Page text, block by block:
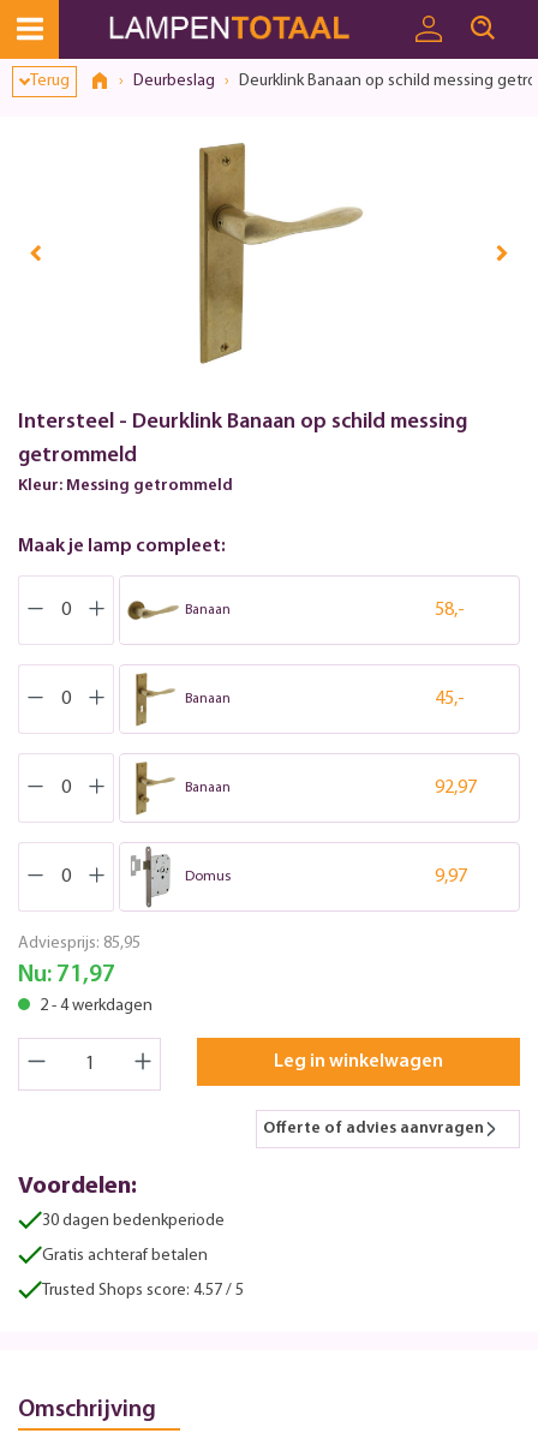
Terug Deurbeslag Deurklink Banaan op schild messing
Intersteel - Deurklink Banaan op schild messing
getrommeld
Kleur: Messing getrommeld
Maak je lamp compleet:
Banaan 58,-
Banaan 45,-
Banaan 92,97
Domus 9,97
Adviesprijs: 85,95
Nu: 71,97
2 - 4 werkdagen
Leg in winkelwagen
Offerte of advies aanvragen
Voordelen:
30 dagen bedenkperiode
Gratis achteraf betalen
Trusted Shops score: 4.57 / 5
Omschrijving